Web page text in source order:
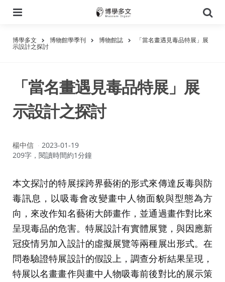
尋
博學多文 博物館學季刊 博物館誌 「當名畫遇見毒品特展」展
示設計之探討
「當名畫遇見毒品特展」展
示設計之探討
作
者：
楊中信
2023-01-19
209字，閱讀時間約1分鐘
本文探討的特展採跨界藝術的形式來傳達反毒與防
毒訊息，以吸毒會改變畫中人物面貌與型態為方
向，來改作知名藝術大師畫作，並通過畫作對比來
呈現毒品的危害。特展設計有實體展覽，與因應新
冠疫情另加入設計的虛擬展覽等兩種展出形式。在
問卷驗證特展設計的假設上，調查分析結果呈現，
特展以名畫畫作與畫中人物吸毒前後對比的展示策